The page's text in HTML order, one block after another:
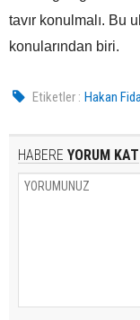
tavır konulmalı. Bu
konularından biri.
Etiketler : Hakan
HABERE YORUM KAT